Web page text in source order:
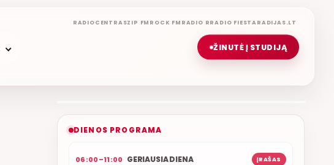
RADIOCENTRASZIP FM ROCK FM RADIO RRADIO FIESTARADIJAS.LT
ŽINUTĖ Į STUDIJĄ
ETERYJE
DIENOS ASORTI REMIGIJUS LUKOČIUS
DIENOS PROGRAMA
06:00–11:00 GERIAUSIA DIENA ĮRAŠAS